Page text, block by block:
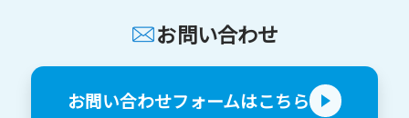
お問い合わせ
お問い合わせフォームはこちら